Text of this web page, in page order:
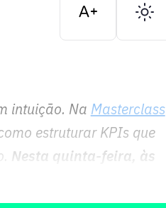
intuição. Na Masterclass
estruturar KPIs que
Nesta quinta-feira, às